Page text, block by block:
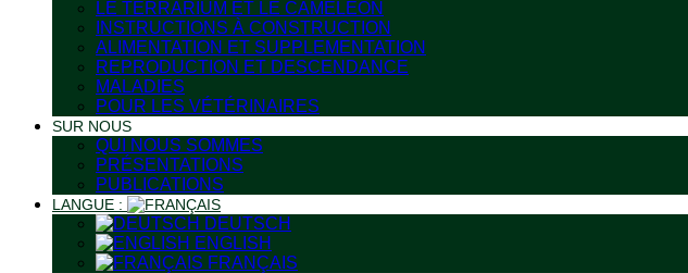
LE TERRARIUM ET LE CAMÉLÉON
INSTRUCTIONS À CONSTRUCTION
ALIMENTATION ET SUPPLEMENTATION
REPRODUCTION ET DESCENDANCE
MALADIES
POUR LES VÉTÉRINAIRES
SUR NOUS
QUI NOUS SOMMES
PRÉSENTATIONS
PUBLICATIONS
LANGUE :
DEUTSCH
ENGLISH
FRANÇAIS